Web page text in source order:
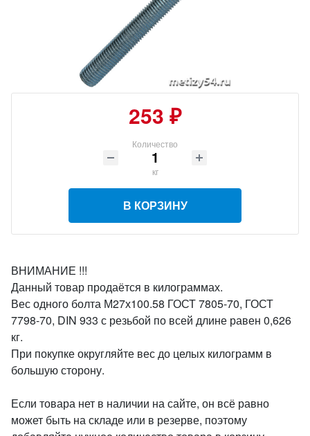
253 ₽
Количество
кг
В КОРЗИНУ
ВНИМАНИЕ !!!
Данный товар продаётся в килограммах.
Вес одного болта М27х100.58 ГОСТ 7805-70, ГОСТ
7798-70, DIN 933 с резьбой по всей длине равен 0,626
кг.
При покупке округляйте вес до целых килограмм в
большую сторону.
Если товара нет в наличии на сайте, он всё равно
может быть на складе или в резерве, поэтому